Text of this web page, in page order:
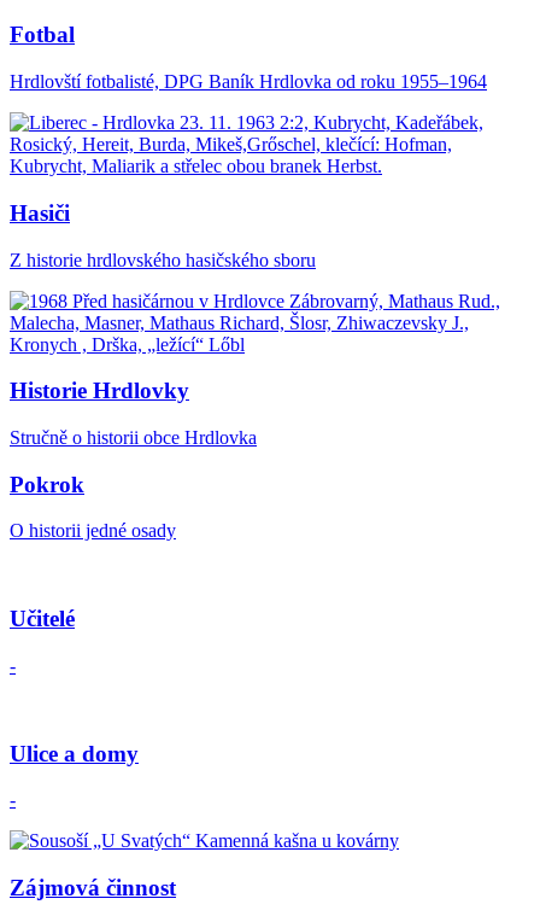
Fotbal
Hrdlovští fotbalisté, DPG Baník Hrdlovka od roku 1955–1964
Hasiči
Z historie hrdlovského hasičského sboru
Historie Hrdlovky
Stručně o historii obce Hrdlovka
Pokrok
O historii jedné osady
Učitelé
-
Ulice a domy
-
Zájmová činnost